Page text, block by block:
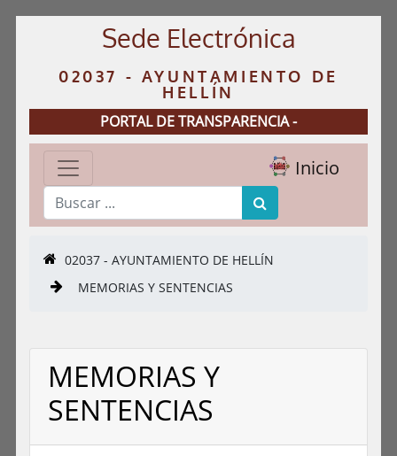
Sede Electrónica
02037 - AYUNTAMIENTO DE
HELLÍN
PORTAL DE TRANSPARENCIA -
Inicio
02037 - AYUNTAMIENTO DE HELLÍN
MEMORIAS Y SENTENCIAS
MEMORIAS Y
SENTENCIAS